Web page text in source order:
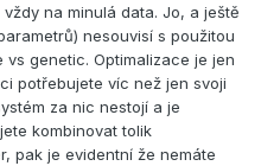
na minulá data. Jo, a ještě
nesouvisí s použitou
genetic. Optimalizace je jen
potřebujete víc než jen svoji
za nic nestojí a je
kombinovat tolik
pak je evidentní že nemáte